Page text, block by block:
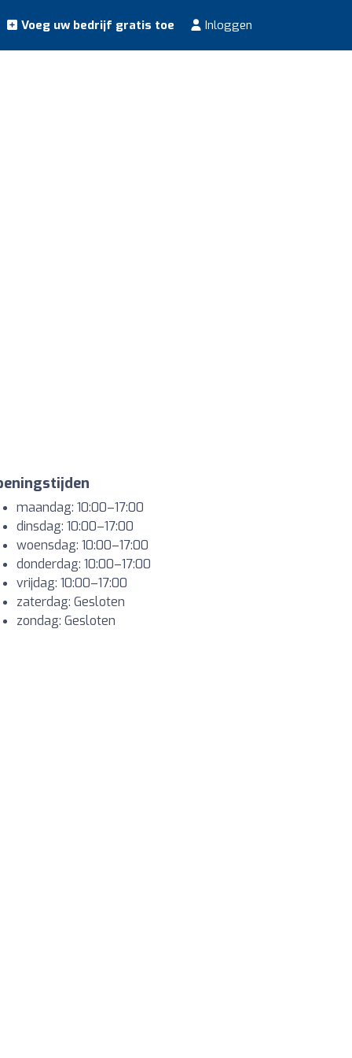
Voeg uw bedrijf gratis toe Inloggen
maandag: 10:00–17:00
dinsdag: 10:00–17:00
woensdag: 10:00–17:00
donderdag: 10:00–17:00
vrijdag: 10:00–17:00
zaterdag: Gesloten
zondag: Gesloten